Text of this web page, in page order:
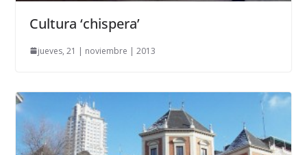
Cultura ‘chispera’
jueves, 21 | noviembre | 2013